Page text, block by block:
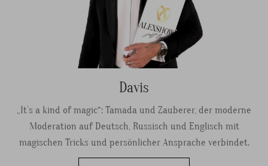
Davis
„It’s a kind of magic“: Tamada und Zauberer, der moderne
Moderation auf Deutsch, Russisch und Englisch mit
magischen Tricks und persönlicher Ansprache verbindet.